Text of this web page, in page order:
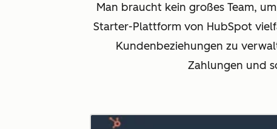
Man braucht kein großes Team,
Starter-Plattform von HubSpot
Kundenbeziehungen zu
Zahlungen und